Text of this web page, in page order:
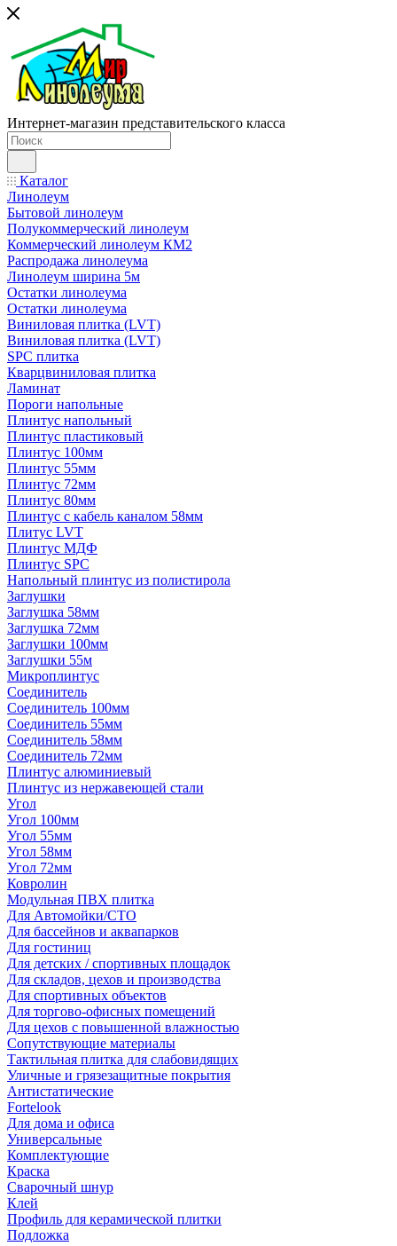
Интернет-магазин представительского класса
Каталог
Линолеум
Бытовой линолеум
Полукоммерческий линолеум
Коммерческий линолеум КМ2
Распродажа линолеума
Линолеум ширина 5м
Остатки линолеума
Остатки линолеума
Виниловая плитка (LVT)
Виниловая плитка (LVT)
SPC плитка
Кварцвиниловая плитка
Ламинат
Пороги напольные
Плинтус напольный
Плинтус пластиковый
Плинтус 100мм
Плинтус 55мм
Плинтус 72мм
Плинтус 80мм
Плинтус с кабель каналом 58мм
Плитус LVT
Плинтус МДФ
Плинтус SPC
Напольный плинтус из полистирола
Заглушки
Заглушка 58мм
Заглушка 72мм
Заглушки 100мм
Заглушки 55м
Микроплинтус
Соединитель
Соединитель 100мм
Соединитель 55мм
Соединитель 58мм
Соединитель 72мм
Плинтус алюминиевый
Плинтус из нержавеющей стали
Угол
Угол 100мм
Угол 55мм
Угол 58мм
Угол 72мм
Ковролин
Модульная ПВХ плитка
Для Автомойки/СТО
Для бассейнов и аквапарков
Для гостиниц
Для детских / спортивных площадок
Для складов, цехов и производства
Для спортивных объектов
Для торгово-офисных помещений
Для цехов с повышенной влажностью
Сопутствующие материалы
Тактильная плитка для слабовидящих
Уличные и грязезащитные покрытия
Антистатические
Fortelook
Для дома и офиса
Универсальные
Комплектующие
Краска
Сварочный шнур
Клей
Профиль для керамической плитки
Подложка